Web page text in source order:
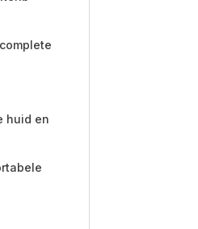
huid en